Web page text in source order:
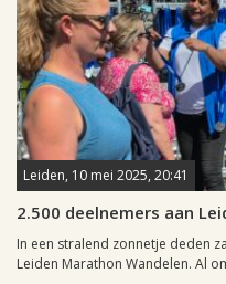
Leiden, 10 mei 2025, 20:41
2.500 deelnemers aan
In een stralend zonnetje deden
Leiden Marathon Wandelen. Al